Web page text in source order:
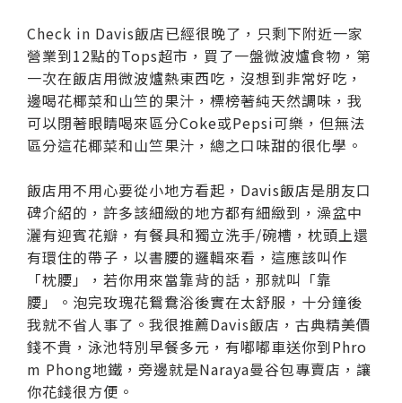
Check in Davis飯店已經很晚了，只剩下附近一家
營業到12點的Tops超市，買了一盤微波爐食物，第
一次在飯店用微波爐熱東西吃，沒想到非常好吃，
邊喝花椰菜和山竺的果汁，標榜著純天然調味，我
可以閉著眼睛喝來區分Coke或Pepsi可樂，但無法
區分這花椰菜和山竺果汁，總之口味甜的很化學。
飯店用不用心要從小地方看起，Davis飯店是朋友口
碑介紹的，許多該細緻的地方都有細緻到，澡盆中
灑有迎賓花瓣，有餐具和獨立洗手/碗槽，枕頭上還
有環住的帶子，以書腰的邏輯來看，這應該叫作
「枕腰」，若你用來當靠背的話，那就叫「靠
腰」。泡完玫瑰花鴛鴦浴後實在太舒服，十分鐘後
我就不省人事了。我很推薦Davis飯店，古典精美價
錢不貴，泳池特別早餐多元，有嘟嘟車送你到Phro
m Phong地鐵，旁邊就是Naraya曼谷包專賣店，讓
你花錢很方便。